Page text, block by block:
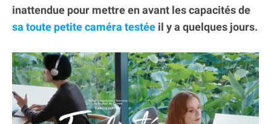
inattendue pour mettre en avant les capacités de
sa toute petite caméra testée il y a quelques jours.